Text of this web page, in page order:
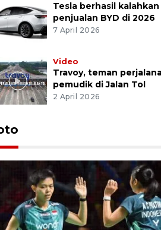
Tesla berhasil kalahkan
penjualan BYD di 2026
7 April 2026
Video
Travoy, teman
pemudik di Jalan Tol
2 April 2026